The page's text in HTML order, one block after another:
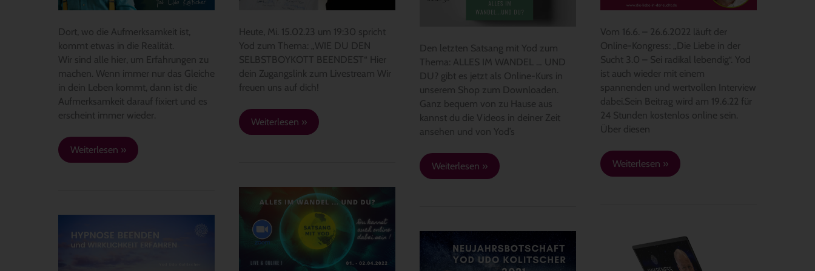
Dort, wo die Aufmerksamkeit ist,
kommt etwas in die Realität.
Wir sind alle hier, um Erfahrungen zu
machen. Wenn immer nur das Gleiche
in dein Leben kommt, dann ist die
Aufmerksamkeit darauf fixiert und es
erscheint immer wieder.
sie
steuert
Weiterlesen »
Heute, Mi. 15.02.23 um 19:30 spricht
Yod zum Thema: „WIE DU DEN
SELBSTBOYKOTT BEENDEST“ Hier
dein Zugangslink zum Livestream Wir
freuen uns auf dich!
19:30
Selbstboykott
beenden
Weiterlesen »
Den letzten Satsang mit Yod zum
Thema: ALLES IM WANDEL … UND
DU? gibt es jetzt als Online-Kurs in
unserem Shop zum Downloaden.
Ganz bequem von zu Hause aus
kannst du die Videos in deiner Zeit
ansehen und von Yod’s
Weiterlesen »
Vom 16.6. – 26.6.2022 läuft der
Online-Kongress: „Die Liebe in der
Sucht 3.0 – Sei radikal lebendig“. Yod
ist auch wieder mit einem
spannenden und wertvollen Interview
dabei.Sein Beitrag wird am 19.6.22 für
24 Stunden kostenlos online sein.
Über diesen
3.0
Sei
radikal
lebendig“
Weiterlesen »
IM
WANDEL
…
DU?
in
deinen
Neujahrsbotschaft